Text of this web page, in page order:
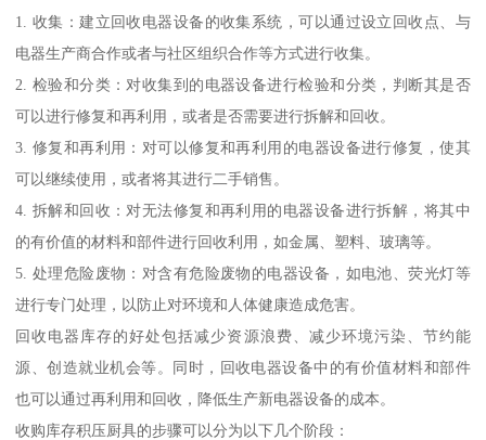
1. 收集：建立回收电器设备的收集系统，可以通过设立回收点、与
电器生产商合作或者与社区组织合作等方式进行收集。
2. 检验和分类：对收集到的电器设备进行检验和分类，判断其是否
可以进行修复和再利用，或者是否需要进行拆解和回收。
3. 修复和再利用：对可以修复和再利用的电器设备进行修复，使其
可以继续使用，或者将其进行二手销售。
4. 拆解和回收：对无法修复和再利用的电器设备进行拆解，将其中
的有价值的材料和部件进行回收利用，如金属、塑料、玻璃等。
5. 处理危险废物：对含有危险废物的电器设备，如电池、荧光灯等
进行专门处理，以防止对环境和人体健康造成危害。
回收电器库存的好处包括减少资源浪费、减少环境污染、节约能
源、创造就业机会等。同时，回收电器设备中的有价值材料和部件
也可以通过再利用和回收，降低生产新电器设备的成本。
收购库存积压厨具的步骤可以分为以下几个阶段：